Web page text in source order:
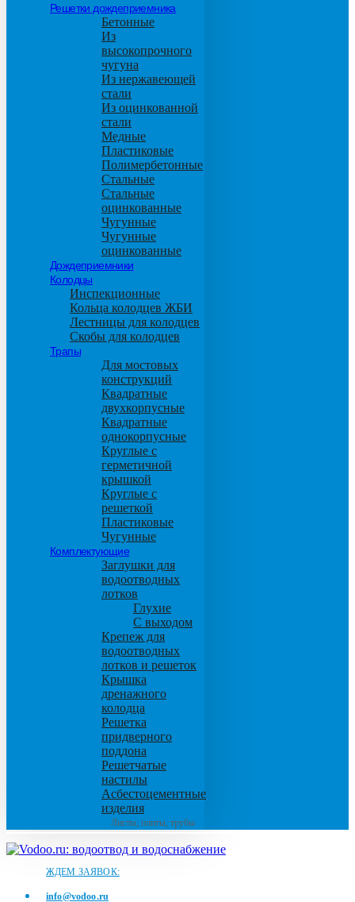
Решетки дождеприемника
Бетонные
Из
высокопрочного
чугуна
Из нержавеющей
стали
Из оцинкованной
стали
Медные
Пластиковые
Полимербетонные
Стальные
Стальные
оцинкованные
Чугунные
Чугунные
оцинкованные
Дождеприемники
Колодцы
Инспекционные
Кольца колодцев ЖБИ
Лестницы для колодцев
Скобы для колодцев
Трапы
Для мостовых
конструкций
Квадратные
двухкорпусные
Квадратные
однокорпусные
Круглые с
герметичной
крышкой
Круглые с
решеткой
Пластиковые
Чугунные
Комплектующие
Заглушки для
водоотводных
лотков
Глухие
С выходом
Крепеж для
водоотводных
лотков и решеток
Крышка
дренажного
колодца
Решетка
придверного
поддона
Решетчатые
настилы
Асбестоцементные
изделия
Листы, плиты, трубы
ЖДЕМ ЗАЯВОК:
info@vodoo.ru